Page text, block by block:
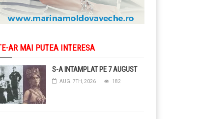
AR MAI PUTEA INTERESA
S-A INTAMPLAT PE 7 AUGUST
AUG. 7TH, 2026 182